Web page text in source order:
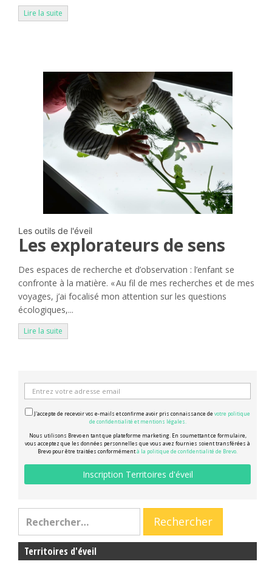
Lire la suite
Les outils de l'éveil
Les explorateurs de sens
Des espaces de recherche et d’observation : l’enfant se
confronte à la matière. « Au fil de mes recherches et de mes
voyages, j’ai focalisé mon attention sur les questions
écologiques,...
Lire la suite
J'accepte de recevoir vos e-mails et confirme avoir pris connaissance de votre politique
de confidentialité et mentions légales.
Nous utilisons Brevo en tant que plateforme marketing. En soumettant ce formulaire,
vous acceptez que les données personnelles que vous avez fournies soient transférées à
Brevo pour être traitées conformémentà la politique de confidentialité de Brevo.
Territoires d'éveil